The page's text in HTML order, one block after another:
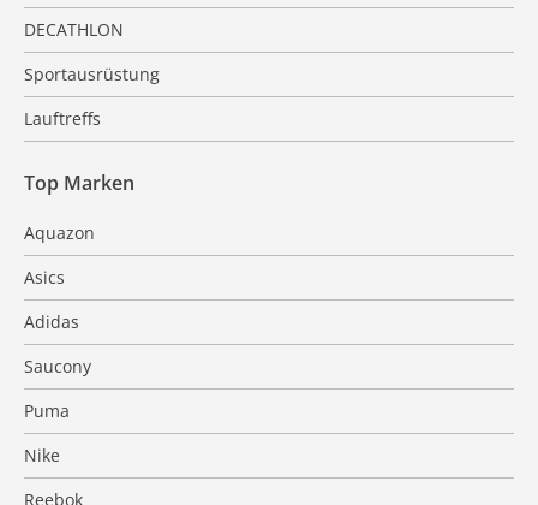
DECATHLON
Sportausrüstung
Lauftreffs
Top Marken
Aquazon
Asics
Adidas
Saucony
Puma
Nike
Reebok